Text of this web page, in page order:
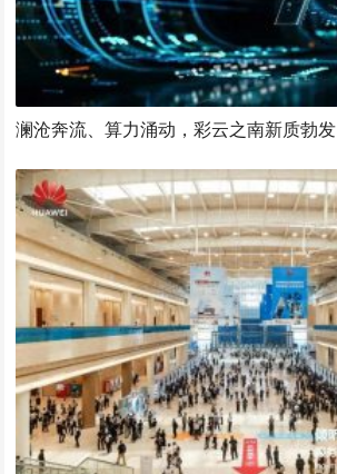
澜沧奔流、算力涌动，彩云之南新质勃发